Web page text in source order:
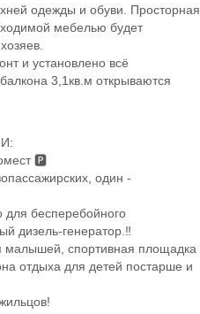
одежды и обуви. Просторная
мебелью будет
и установлено всё
3,1кв.м открываются
🅿️
один -
для бесперебойного
дизель-генератор.‼️
малышей, спортивная площадка
отдыха для детей постарше и